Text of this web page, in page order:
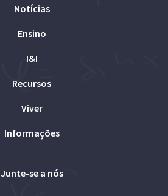
Notícias
Ensino
I&I
Recursos
Viver
Informações
Junte-se a nós